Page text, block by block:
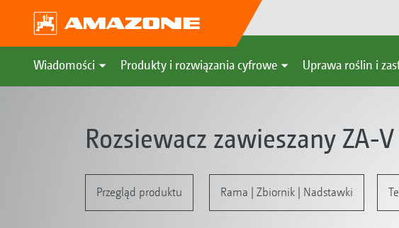
Wiadomości Produkty i rozwiązania cyfrowe Uprawa roślin i
Rozsiewacz zawieszany ZA-V
Przegląd produktu Rama | Zbiornik | Nadstawki